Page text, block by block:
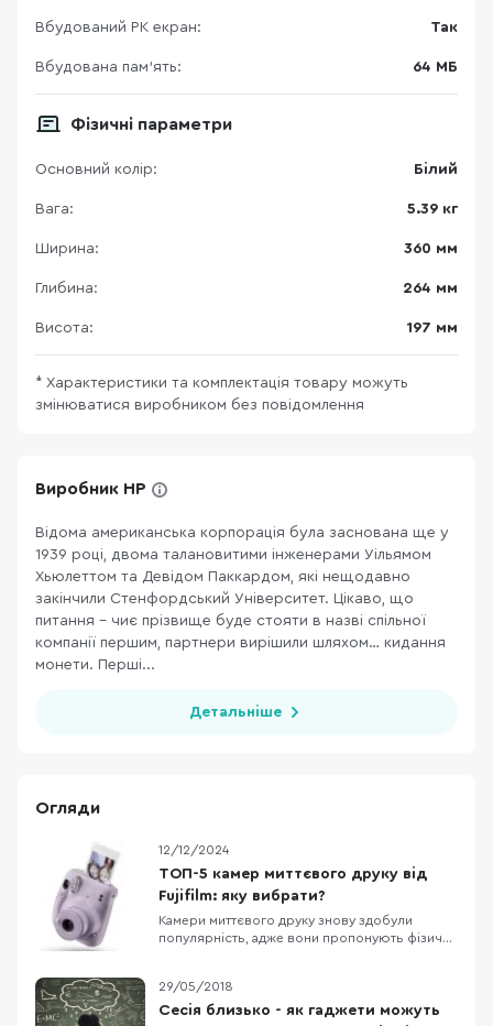
Вбудований РК екран: Так
Вбудована пам'ять: 64 МБ
Фізичні параметри
Основний колір: Білий
Вага: 5.39 кг
Ширина: 360 мм
Глибина: 264 мм
Висота: 197 мм
* Характеристики та комплектація товару можуть
змінюватися виробником без повідомлення
Виробник HP
Відома американська корпорація була заснована ще у
1939 році, двома талановитими інженерами Уільямом
Хьюлеттом та Девідом Паккардом, які нещодавно
закінчили Стенфордський Університет. Цікаво, що
питання – чиє прізвище буде стояти в назві спільної
компанії першим, партнери вирішили шляхом… кидання
монети. Перші...
Детальніше
Огляди
12/12/2024
ТОП-5 камер миттєвого друку від
Fujifilm: яку вибрати?
Камери миттєвого друку знову здобули
популярність, адже вони пропонують фізичні
на очах. Fujifilm, лідер на ринку миттєвої
фотографії, пропонує широкий вибір
29/05/2018
Сесія близько - як гаджети можуть